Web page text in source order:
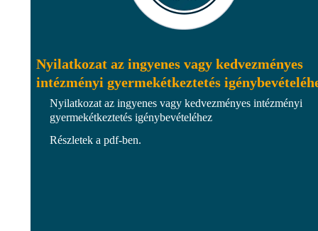
Nyilatkozat az ingyenes vagy kedvezményes
intézményi gyermekétkeztetés
Nyilatkozat az ingyenes vagy kedvezményes intézményi
gyermekétkeztetés igénybevételéhez
Részletek a pdf-ben.